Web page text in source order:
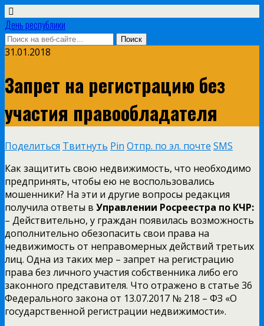
День республики
31.01.2018
Запрет на регистрацию без
участия правообладателя
Поделиться Твитнуть Pin Отпр. по эл. почте SMS
Как защитить свою недвижимость, что необходимо
предпринять, чтобы ею не воспользовались
мошенники? На эти и другие вопросы редакция
получила ответы в Управлении Росреестра по КЧР:
– Действительно, у граждан появилась возможность
дополнительно обезопасить свои права на
недвижимость от неправомерных действий третьих
лиц. Одна из таких мер – запрет на регистрацию
права без личного участия собственника либо его
законного представителя. Что отражено в статье 36
Федерального закона от 13.07.2017 № 218 – ФЗ «О
государственной регистрации недвижимости».